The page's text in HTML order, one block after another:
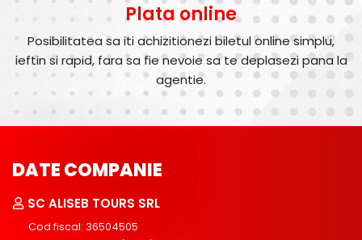
Plata online
Posibilitatea sa iti achizitionezi biletul online simplu,
ieftin si rapid, fara sa fie nevoie sa te deplasezi pana la
agentie.
DATE COMPANIE
SC ALISEB TOURS SRL
Cod fiscal: 36504505